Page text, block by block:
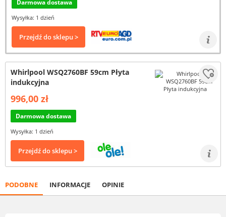
Darmowa dostawa
Wysyłka: 1 dzień
Przejdź do sklepu >
Whirlpool WSQ2760BF 59cm Płyta
indukcyjna
996,00 zł
Darmowa dostawa
Wysyłka: 1 dzień
Przejdź do sklepu >
PODOBNE INFORMACJE OPINIE